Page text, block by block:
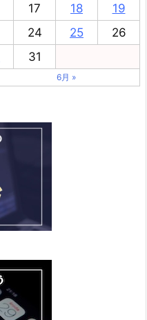
17 18
19
24 25
26
31
6月 »